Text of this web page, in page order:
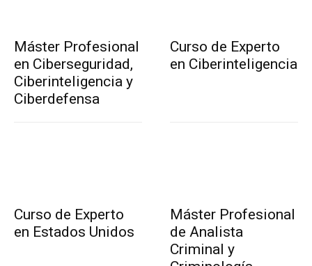
Máster Profesional
en Ciberseguridad,
Ciberinteligencia y
Ciberdefensa
Curso de Experto
en Ciberinteligencia
Curso de Experto
en Estados Unidos
Máster Profesional
de Analista
Criminal y